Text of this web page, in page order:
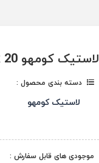
لاستیک کومهو 255/45R 20 گل ECSTA PS71
دسته بندی محصول :
لاستیک کومهو
موجودی های قابل سفارش :